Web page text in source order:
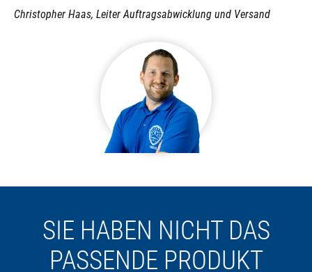
Christopher Haas, Leiter Auftragsabwicklung und Versand
SIE HABEN NICHT DAS
PASSENDE PRODUKT